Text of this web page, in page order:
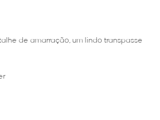
de amarração, um lindo transpasse